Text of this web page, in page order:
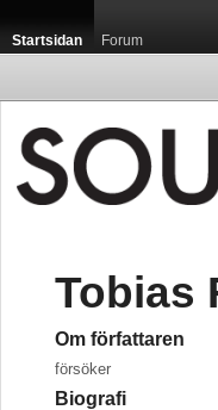
Startsidan Forum
Tobias
Om författaren
försöker
Biografi